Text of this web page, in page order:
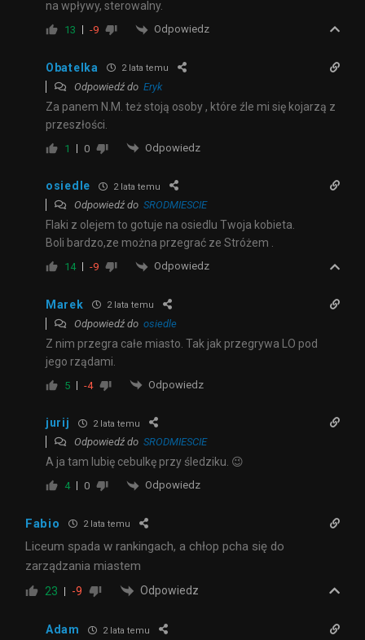
na wpływy, sterowalny.
13 -9 Odpowiedz
Obatelka 2 lata temu
Odpowiedź do Eryk
Za panem N.M. też stoją osoby , które źle mi się kojarzą z
przeszłości.
1 0 Odpowiedz
osiedle 2 lata temu
Odpowiedź do SRODMIESCIE
Flaki z olejem to gotuje na osiedlu Twoja kobieta.
Boli bardzo,ze można przegrać ze Stróżem .
14 -9 Odpowiedz
Marek 2 lata temu
Odpowiedź do osiedle
Z nim przegra całe miasto. Tak jak przegrywa LO pod
jego rządami.
5 -4 Odpowiedz
jurij 2 lata temu
Odpowiedź do SRODMIESCIE
A ja tam lubię cebulkę przy śledziku. 😉
4 0 Odpowiedz
Fabio 2 lata temu
Liceum spada w rankingach, a chłop pcha się do
zarządzania miastem
23 -9 Odpowiedz
Adam 2 lata temu